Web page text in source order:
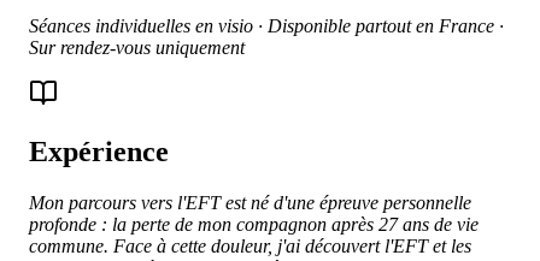
Séances individuelles en visio · Disponible partout en France ·
Sur rendez-vous uniquement
Expérience
Mon parcours vers l'EFT est né d'une épreuve personnelle
profonde : la perte de mon compagnon après 27 ans de vie
commune. Face à cette douleur, j'ai découvert l'EFT et les